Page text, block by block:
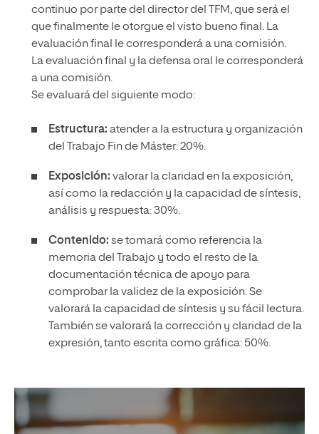
continuo por parte del director del TFM, que será el
que finalmente le otorgue el visto bueno final. La
evaluación final le corresponderá a una comisión.
La evaluación final y la defensa oral le corresponderá
a una comisión.
Se evaluará del siguiente modo:
Estructura: atender a la estructura y organización
del Trabajo Fin de Máster: 20%.
Exposición: valorar la claridad en la exposición,
así como la redacción y la capacidad de síntesis,
análisis y respuesta: 30%.
Contenido: se tomará como referencia la
memoria del Trabajo y todo el resto de la
documentación técnica de apoyo para
comprobar la validez de la exposición. Se
valorará la capacidad de síntesis y su fácil lectura.
También se valorará la corrección y claridad de la
expresión, tanto escrita como gráfica: 50%.